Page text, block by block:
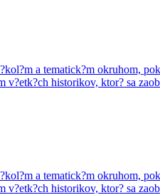
a tematick?m okruhom,
v?etk?ch historikov, ktor? sa
a tematick?m okruhom,
v?etk?ch historikov, ktor? sa